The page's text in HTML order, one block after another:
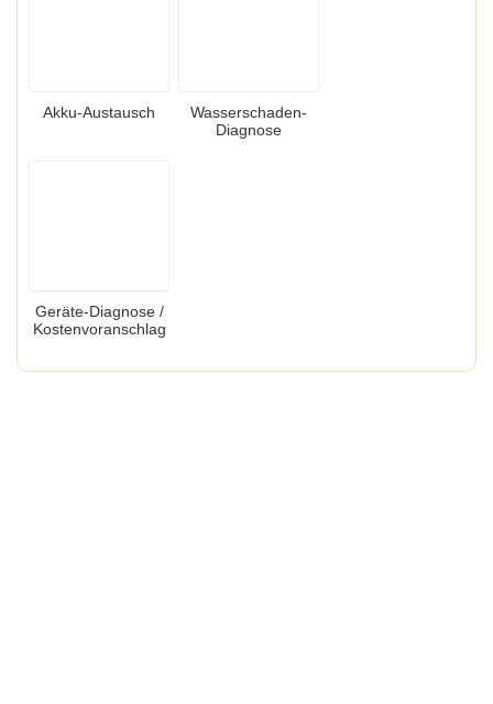
Akku-Austausch
Wasserschaden-
Diagnose
Geräte-Diagnose /
Kostenvoranschlag